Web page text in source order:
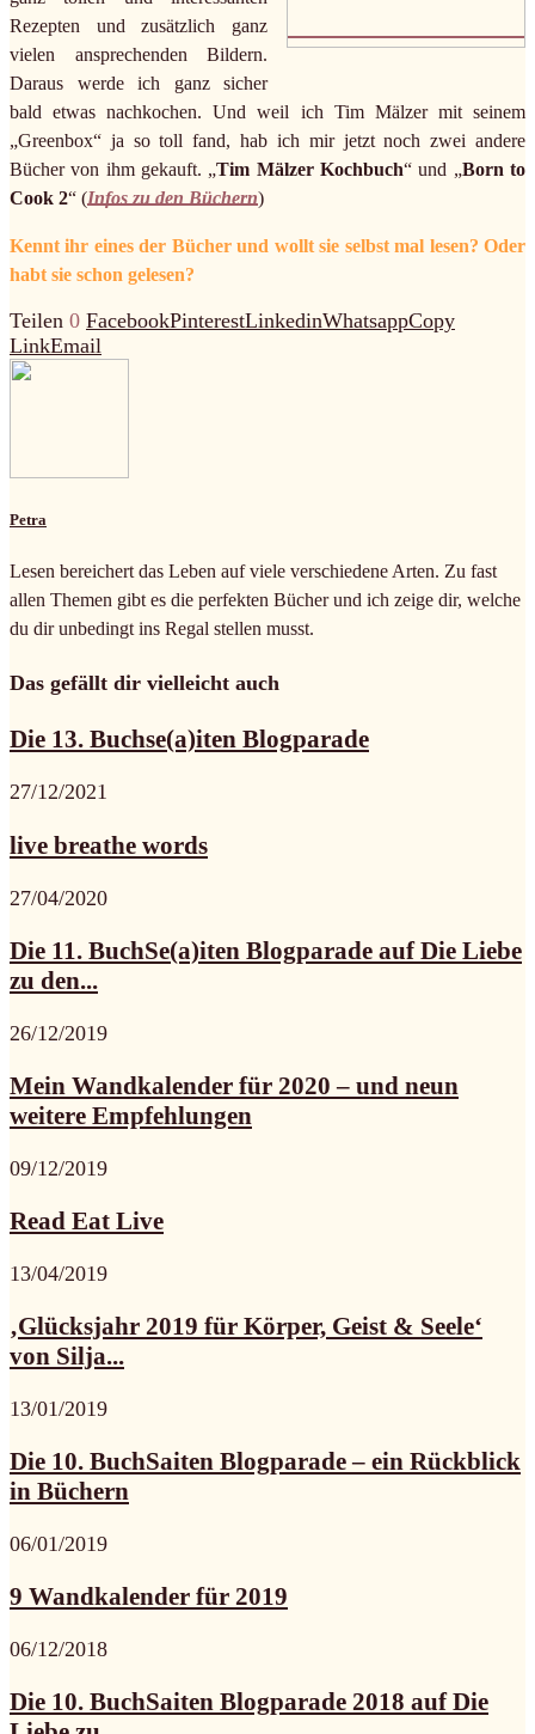
Rezepten und zusätzlich ganz
vielen ansprechenden Bildern.
Daraus werde ich ganz sicher
bald etwas nachkochen. Und weil ich Tim Mälzer mit seinem
„Greenbox“ ja so toll fand, hab ich mir jetzt noch zwei andere
Bücher von ihm gekauft. „Tim Mälzer Kochbuch“ und „Born to
Cook 2“ (Infos zu den Büchern)
Kennt ihr eines der Bücher und wollt sie selbst mal lesen? Oder
habt sie schon gelesen?
Teilen 0 FacebookPinterestLinkedinWhatsappCopy
LinkEmail
Petra
Lesen bereichert das Leben auf viele verschiedene Arten. Zu fast
allen Themen gibt es die perfekten Bücher und ich zeige dir, welche
du dir unbedingt ins Regal stellen musst.
Das gefällt dir vielleicht auch
Die 13. Buchse(a)iten Blogparade
27/12/2021
live breathe words
27/04/2020
Die 11. BuchSe(a)iten Blogparade auf Die Liebe
zu den...
26/12/2019
Mein Wandkalender für 2020 – und neun
weitere Empfehlungen
09/12/2019
Read Eat Live
13/04/2019
‚Glücksjahr 2019 für Körper, Geist & Seele‘
von Silja...
13/01/2019
Die 10. BuchSaiten Blogparade – ein Rückblick
in Büchern
06/01/2019
9 Wandkalender für 2019
06/12/2018
Die 10. BuchSaiten Blogparade 2018 auf Die